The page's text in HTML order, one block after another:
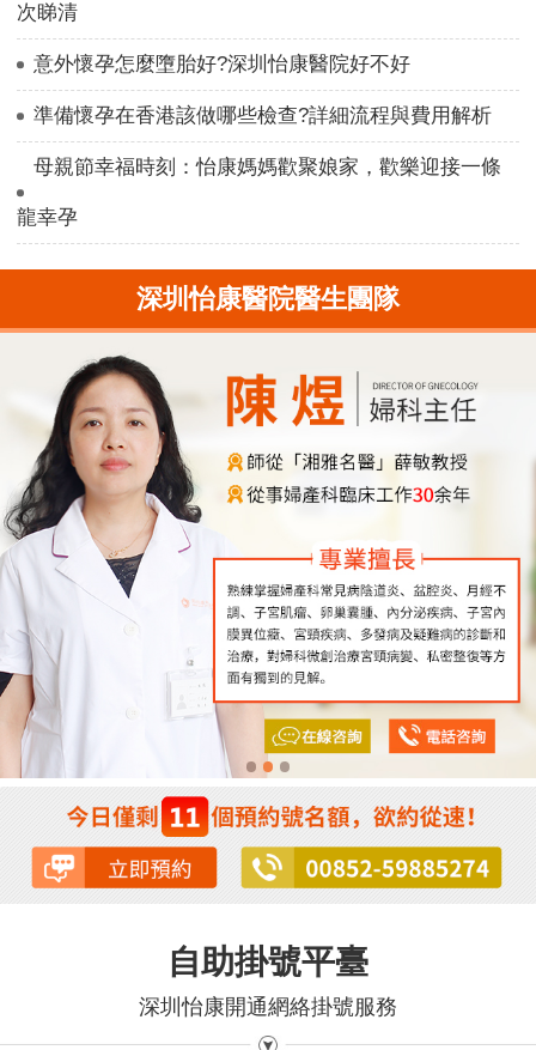
次睇清
意外懷孕怎麼墮胎好?深圳怡康醫院好不好
準備懷孕在香港該做哪些檢查?詳細流程與費用解析
母親節幸福時刻：怡康媽媽歡聚娘家，歡樂迎接一條
龍幸孕
深圳怡康醫院醫生團隊
自助掛號平臺
深圳怡康開通網絡掛號服務